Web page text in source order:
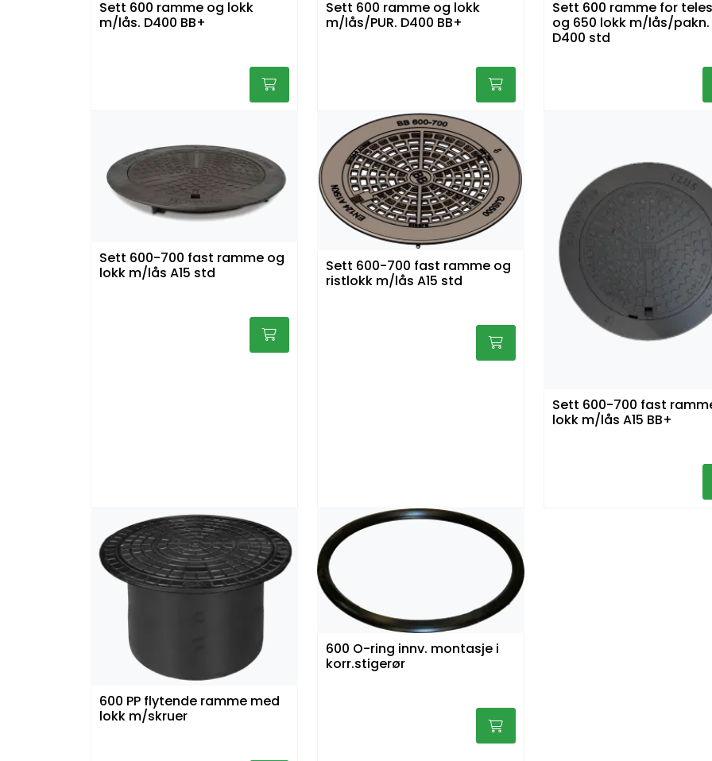
Sett 600 ramme og lokk
m/lås. D400 BB+
Sett 600 ramme og lokk
m/lås/PUR. D400 BB+
Sett 600 ramme for
og 650 lokk m/lås/pakn.
D400 std
Sett 600-700 fast ramme og
lokk m/lås A15 std
Sett 600-700 fast ramme og
ristlokk m/lås A15 std
Sett 600-700 fast
lokk m/lås A15 BB+
600 PP flytende ramme med
lokk m/skruer
600 O-ring innv. montasje i
korr.stigerør